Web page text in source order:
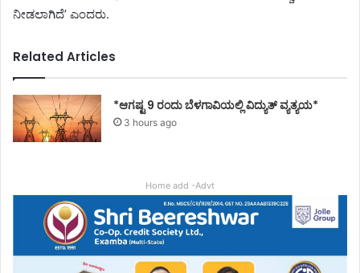
ನೀಡಲಾಗಿದೆ’ ಎಂದರು.
Related Articles
*ಆಗಷ್ಟ 9 ರಂದು ಬೆಳಗಾವಿಯಲ್ಲಿ ವಿದ್ಯುತ್ ವ್ಯತ್ಯಯ*
3 hours ago
Home add -Advt